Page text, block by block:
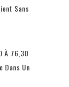
Sans
À 76,30
Dans Un